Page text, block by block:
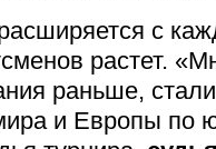
с
растет.
раньше,
и Европы